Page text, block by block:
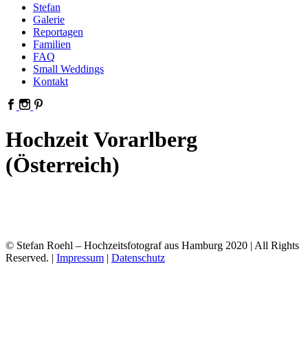
Stefan
Galerie
Reportagen
Familien
FAQ
Small Weddings
Kontakt
Hochzeit Vorarlberg
(Österreich)
© Stefan Roehl – Hochzeitsfotograf aus Hamburg 2020 | All Rights
Reserved. | Impressum | Datenschutz